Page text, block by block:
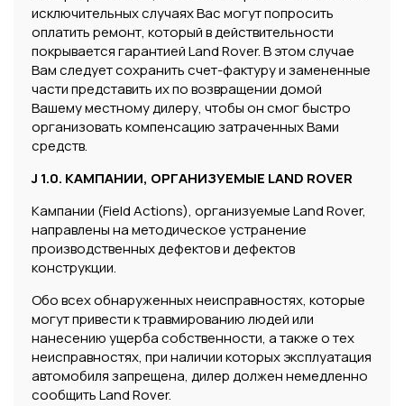
исключительных случаях Вас могут попросить
оплатить ремонт, который в действительности
покрывается гарантией Land Rover. В этом случае
Вам следует сохранить счет-фактуру и замененные
части представить их по возвращении домой
Вашему местному дилеру, чтобы он смог быстро
организовать компенсацию затраченных Вами
средств.
J 1.0. КАМПАНИИ, ОРГАНИЗУЕМЫЕ LAND ROVER
Кампании (Field Actions), организуемые Land Rover,
направлены на методическое устранение
производственных дефектов и дефектов
конструкции.
Обо всех обнаруженных неисправностях, которые
могут привести к травмированию людей или
нанесению ущерба собственности, а также о тех
неисправностях, при наличии которых эксплуатация
автомобиля запрещена, дилер должен немедленно
сообщить Land Rover.